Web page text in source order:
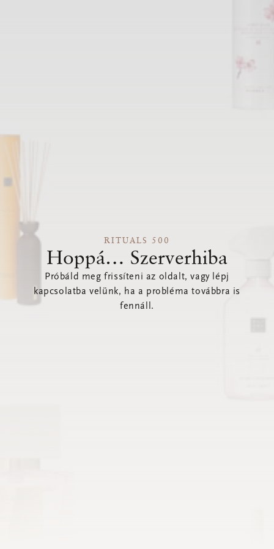
RITUALS 500
Hoppá… Szerverhiba
Próbáld meg frissíteni az oldalt, vagy lépj
kapcsolatba velünk, ha a probléma továbbra is
fennáll.